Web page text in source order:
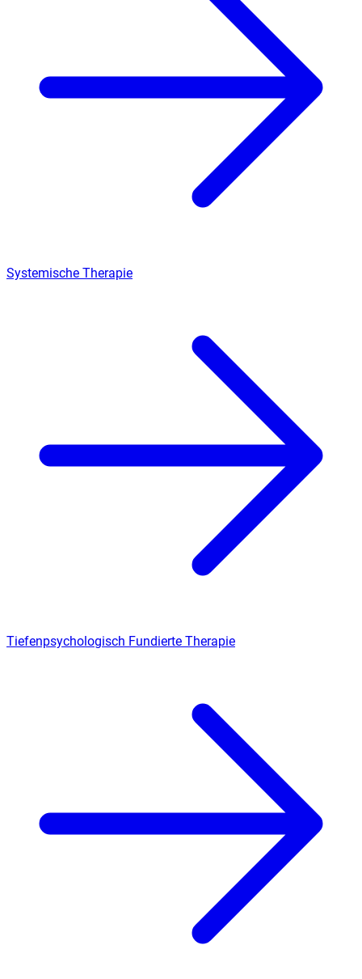
Systemische Therapie
Tiefenpsychologisch Fundierte Therapie